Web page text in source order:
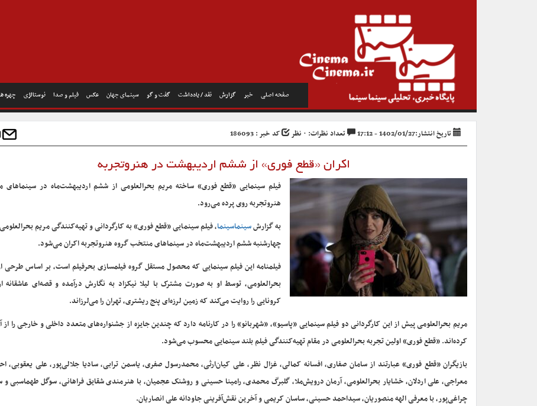
صفحه اصلی خبر گزارش نقد / یادداشت گفت و گو سینمای جهان عکس فیلم و صدا نوستالژی چهره
تاریخ انتشار:1402/01/27 - 17:12 تعداد نظرات: ۰ نظر کد خبر : 186093
اکران «قطع فوری» از ششم اردیبهشت در هنروتجربه
فیلم سینمایی «قطع فوری» ساخته مریم بحرالعلومی از ششم اردیبهشت‌ماه در
هنروتجربه روی پرده می‌رود.
به گزارشسینماسینما، فیلم سینمایی «قطع فوری» به کارگردانی و تهیه‌کنندگی مریم
چهارشنبه ششم اردیبهشت‌ماه در سینماهای منتخب گروه هنروتجربه اکران می‌شود.
فیلمنامه این فیلم سینمایی که محصول مستقل گروه فیلمسازی بحرفیلم است، بر اساس طرحی
بحرالعلومی، توسط او به صورت مشترک با لیلا نیکزاد به نگارش درآمده و قصه‌‌‌ای عاشقانه
کرونایی را روایت می‌کند که زمین لرزه‌ای پنج ریشتری، تهران را می‌لرزاند.
مریم بحرالعلومی پیش از این کارگردانی دو فیلم سینمایی «پاسیو»، «شهربانو» را در کارنامه دارد که چندین جایزه از جشنواره‌های متعدد داخلی و خارجی را
کرده‌اند. «قطع فوری» اولین تجربه بحرالعلومی در مقام تهیه‌کنندگی فیلم بلند سینمایی محسوب می‌شود.
بازیگران «قطع فوری» عبارتند از سامان صفاری، افسانه کمالی، غزال نظر، علی کیان‌ارثی، محمدرسول صفری، یاسمن ترابی، سادیا جلالی‌پور، علی یعقوبی،
معراجی، علی اردلان، خشایار بحرالعلومی، آرمان درویش‌ملا، گلبرگ محمدی، رامینا حسینی و روشنک عجمیان، با هنرمندی شقایق فراهانی، سوگل طهماسبی
چراغی‌پور، با معرفی الهه منصوریان، سیداحمد‌‌ حسینی، ساسان کریمی و آخرین نقش‌آفرینی جاودانه علی انصاریان.